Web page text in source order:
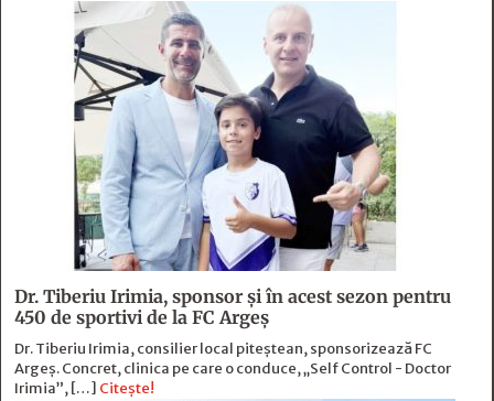
Dr. Tiberiu Irimia, sponsor şi în acest sezon pentru
450 de sportivi de la FC Argeş
Dr. Tiberiu Irimia, consilier local piteștean, sponsorizează FC
Argeș. Concret, clinica pe care o conduce, „Self Control - Doctor
Irimia”, […] Citește!